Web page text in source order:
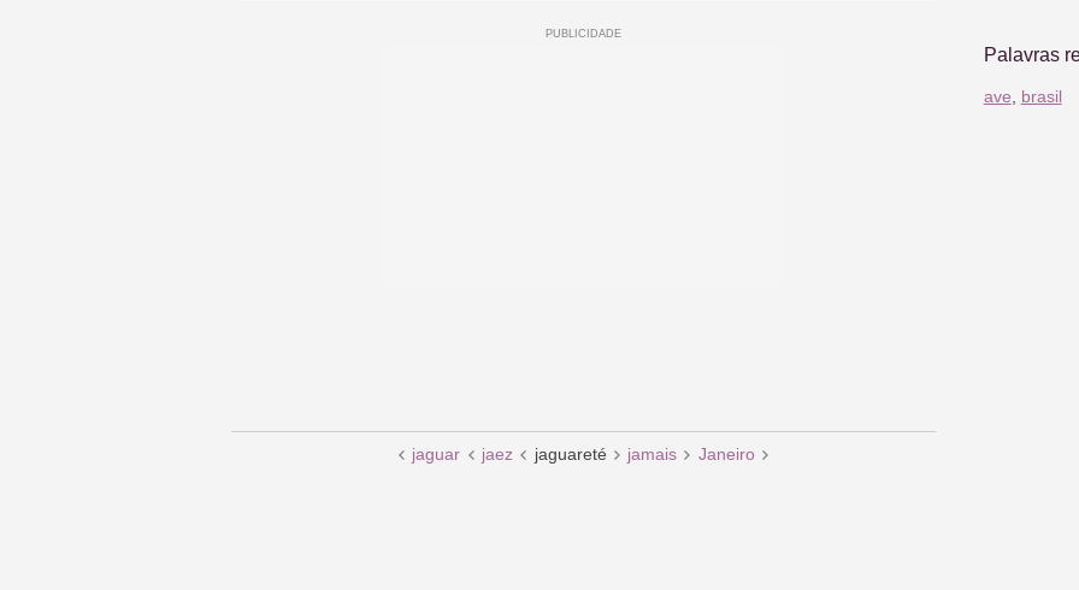
jaguar jaez jaguareté jamais Janeiro
Palavras
ave brasil